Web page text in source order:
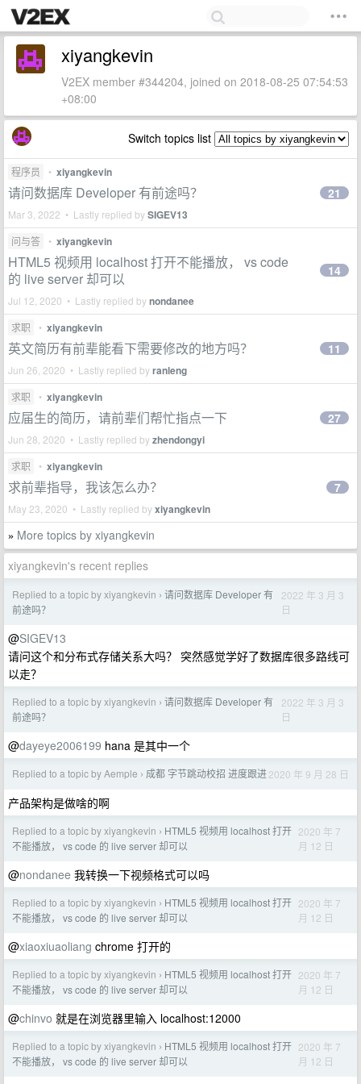
xiyangkevin
V2EX member #344204, joined on 2018-08-25 07:54:53
+08:00
Switch topics list
程序员 • xiyangkevin
请问数据库 Developer 有前途吗？
Mar 3, 2022 • Lastly replied bySIGEV13
21
问与答 • xiyangkevin
HTML5 视频用 localhost 打开不能播放， vs code
的 live server 却可以
Jul 12, 2020 • Lastly replied bynondanee
14
求职 • xiyangkevin
英文简历有前辈能看下需要修改的地方吗？
Jun 26, 2020 • Lastly replied byranleng
11
求职 • xiyangkevin
应届生的简历，请前辈们帮忙指点一下
Jun 28, 2020 • Lastly replied byzhendongyi
27
求职 • xiyangkevin
求前辈指导，我该怎么办？
May 23, 2020 • Lastly replied byxiyangkevin
7
» More topics by xiyangkevin
xiyangkevin's recent replies
Replied to a topic by xiyangkevin › 请问数据库 Developer 有
前途吗？
2022 年 3 月 3
日
@SIGEV13
请问这个和分布式存储关系大吗？ 突然感觉学好了数据库很多路线可
以走？
Replied to a topic by xiyangkevin › 请问数据库 Developer 有
前途吗？
2022 年 3 月 3
日
@dayeye2006199 hana 是其中一个
Replied to a topic by Aemple › 成都 字节跳动校招 进度跟进2020 年 9 月 28 日
产品架构是做啥的啊
Replied to a topic by xiyangkevin › HTML5 视频用 localhost 打开
不能播放， vs code 的 live server 却可以
2020 年 7
月 12 日
@nondanee 我转换一下视频格式可以吗
Replied to a topic by xiyangkevin › HTML5 视频用 localhost 打开
不能播放， vs code 的 live server 却可以
2020 年 7
月 12 日
@xiaoxiuaoliang chrome 打开的
Replied to a topic by xiyangkevin › HTML5 视频用 localhost 打开
不能播放， vs code 的 live server 却可以
2020 年 7
月 12 日
@chinvo 就是在浏览器里输入 localhost:12000
Replied to a topic by xiyangkevin › HTML5 视频用 localhost 打开
不能播放， vs code 的 live server 却可以
2020 年 7
月 12 日